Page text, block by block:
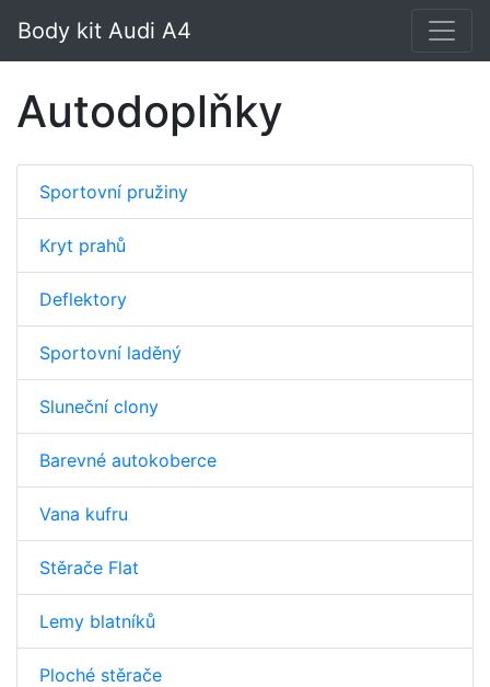
Body kit Audi A4
Autodoplňky
Sportovní pružiny
Kryt prahů
Deflektory
Sportovní laděný
Sluneční clony
Barevné autokoberce
Vana kufru
Stěrače Flat
Lemy blatníků
Ploché stěrače